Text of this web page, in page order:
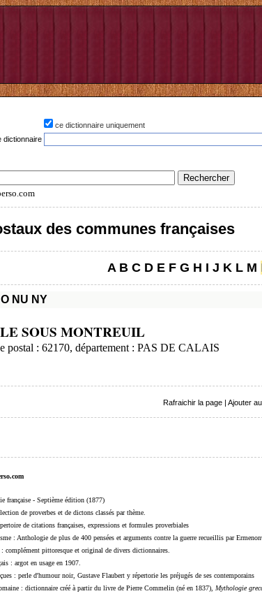
ce dictionnaire uniquement
dictionnaire
des communes françaises
A B C D E F G H I J K L M
NU NY
SOUS MONTREUIL
postal : 62170, département : PAS DE CALAIS
Rafraichir la page | Ajouter
française - Septième édition (1877)
de proverbes et de dictons classés par thème.
de citations françaises, expressions et formules proverbiales
: Anthologie de plus de 400 pensées et arguments contre la guerre recueillis par
: complément pittoresque et original de divers dictionnaires.
: argot en usage en 1907.
: perle d'humour noir, Gustave Flaubert y répertorie les préjugés de ses contemporains
: dictionnaire créé à partir du livre de Pierre Commelin (né en 1837), Mythologie